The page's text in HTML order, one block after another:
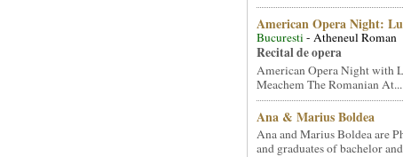
American Opera Night:
Bucuresti- Atheneul Roman
Recital de opera
American Opera Night with
Meachem The Romanian At...
Ana & Marius Boldea
Ana and Marius Boldea are
and graduates of bachelor